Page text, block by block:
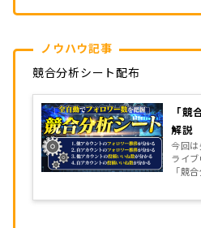
ノウハウ記事
競合分析シート配布
「
解説
今回
ライ
「競
い方
シー